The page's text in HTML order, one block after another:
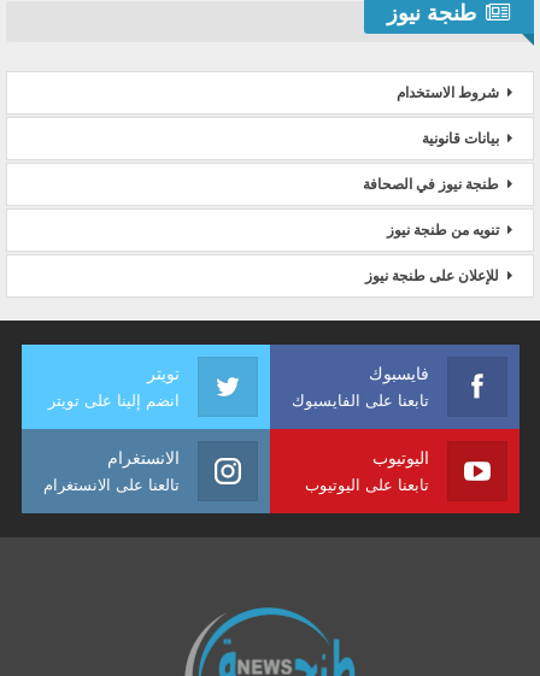
طنجة نيوز
شروط الاستخدام
بيانات قانونية
طنجة نيوز في الصحافة
تنويه من طنجة نيوز
للإعلان على طنجة نيوز
فايسبوك
تابعنا على الفايسبوك
تويتر
انضم إلينا على تويتر
اليوتيوب
تابعنا على اليوتيوب
الانستغرام
تالعنا على الانستغرام